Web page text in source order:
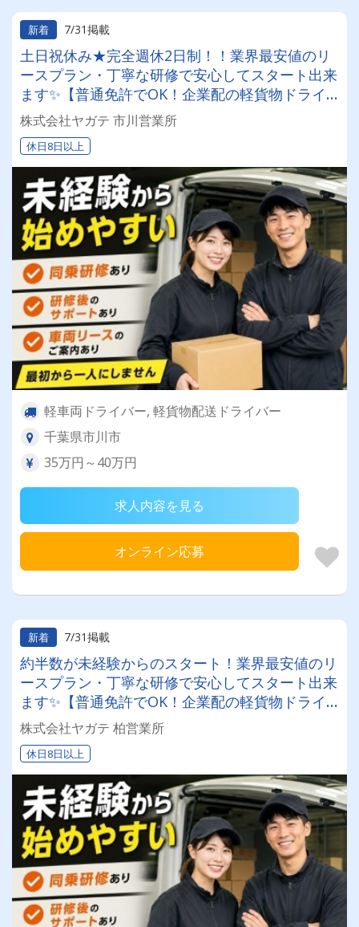
新着 7/31掲載
土日祝休み★完全週休2日制！！業界最安値のリ
ースプラン・丁寧な研修で安心してスタート出来
ます✨【普通免許でOK！企業配の軽貨物ドライ
バー！！】日払い・週払いOK♪しっかり稼いで生
活安定♪＼社員登用実績あり◎キャリアアップも
狙えます！／
株式会社ヤガテ 市川営業所
休日8日以上
軽車両ドライバー, 軽貨物配送ドライバー
千葉県市川市
35万円～40万円
求人内容を見る
オンライン応募
新着 7/31掲載
約半数が未経験からのスタート！業界最安値のリ
ースプラン・丁寧な研修で安心してスタート出来
ます✨【普通免許でOK！企業配の軽貨物ドライ
バー！！】日払い・週払いOK♪しっかり稼いで生
活安定♪＼社員登用実績あり◎キャリアアップも
狙えます！／
株式会社ヤガテ 柏営業所
休日8日以上